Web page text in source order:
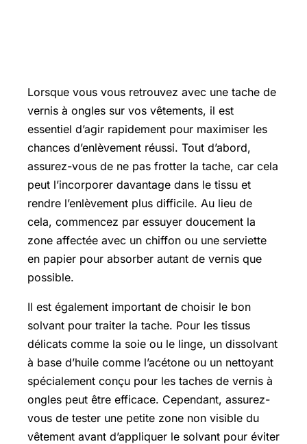
Lorsque vous vous retrouvez avec une tache de
vernis à ongles sur vos vêtements, il est
essentiel d’agir rapidement pour maximiser les
chances d’enlèvement réussi. Tout d’abord,
assurez-vous de ne pas frotter la tache, car cela
peut l’incorporer davantage dans le tissu et
rendre l’enlèvement plus difficile. Au lieu de
cela, commencez par essuyer doucement la
zone affectée avec un chiffon ou une serviette
en papier pour absorber autant de vernis que
possible.
Il est également important de choisir le bon
solvant pour traiter la tache. Pour les tissus
délicats comme la soie ou le linge, un dissolvant
à base d’huile comme l’acétone ou un nettoyant
spécialement conçu pour les taches de vernis à
ongles peut être efficace. Cependant, assurez-
vous de tester une petite zone non visible du
vêtement avant d’appliquer le solvant pour éviter